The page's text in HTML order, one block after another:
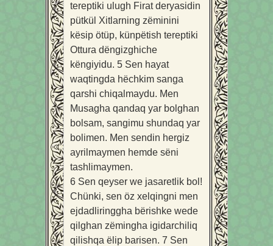
tereptiki ulugh Firat deryasidin
pütkül Xitlarning zëminini
kësip ötüp, künpëtish tereptiki
Ottura dëngizghiche
këngiyidu. 5 Sen hayat
waqtingda hëchkim sanga
qarshi chiqalmaydu. Men
Musagha qandaq yar bolghan
bolsam, sangimu shundaq yar
bolimen. Men sendin hergiz
ayrilmaymen hemde sëni
tashlimaymen.
6 Sen qeyser we jasaretlik bol!
Chünki, sen öz xelqingni men
ejdadliringgha bërishke wede
qilghan zëmingha igidarchiliq
qilishqa ëlip barisen. 7 Sen